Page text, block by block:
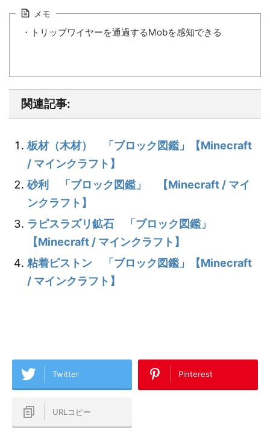
メモ
・トリップワイヤーを通過するMobを感知できる
関連記事:
板材（木材） 「ブロック図鑑」【Minecraft
/ マインクラフト】
砂利 「ブロック図鑑」 【Minecraft / マイ
ンクラフト】
ラピスラズリ鉱石 「ブロック図鑑」
【Minecraft / マインクラフト】
粘着ピストン 「ブロック図鑑」【Minecraft
/ マインクラフト】
Twitter Pinterest
URLコピー